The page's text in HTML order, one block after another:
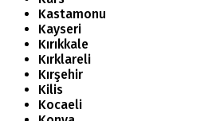
Kastamonu
Kayseri
Kırıkkale
Kırklareli
Kırşehir
Kilis
Kocaeli